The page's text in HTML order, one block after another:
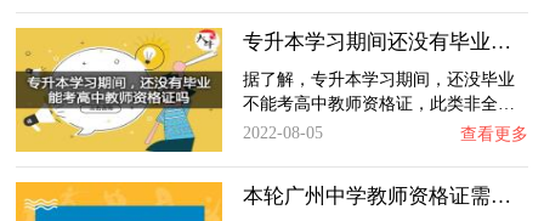
专升本学习期间还没有毕业能考高中教师资格证…
据了解，专升本学习期间，还没毕业
不能考高中教师资格证，此类非全…
2022-08-05
查看更多
本轮广州中学教师资格证需要考哪几科？